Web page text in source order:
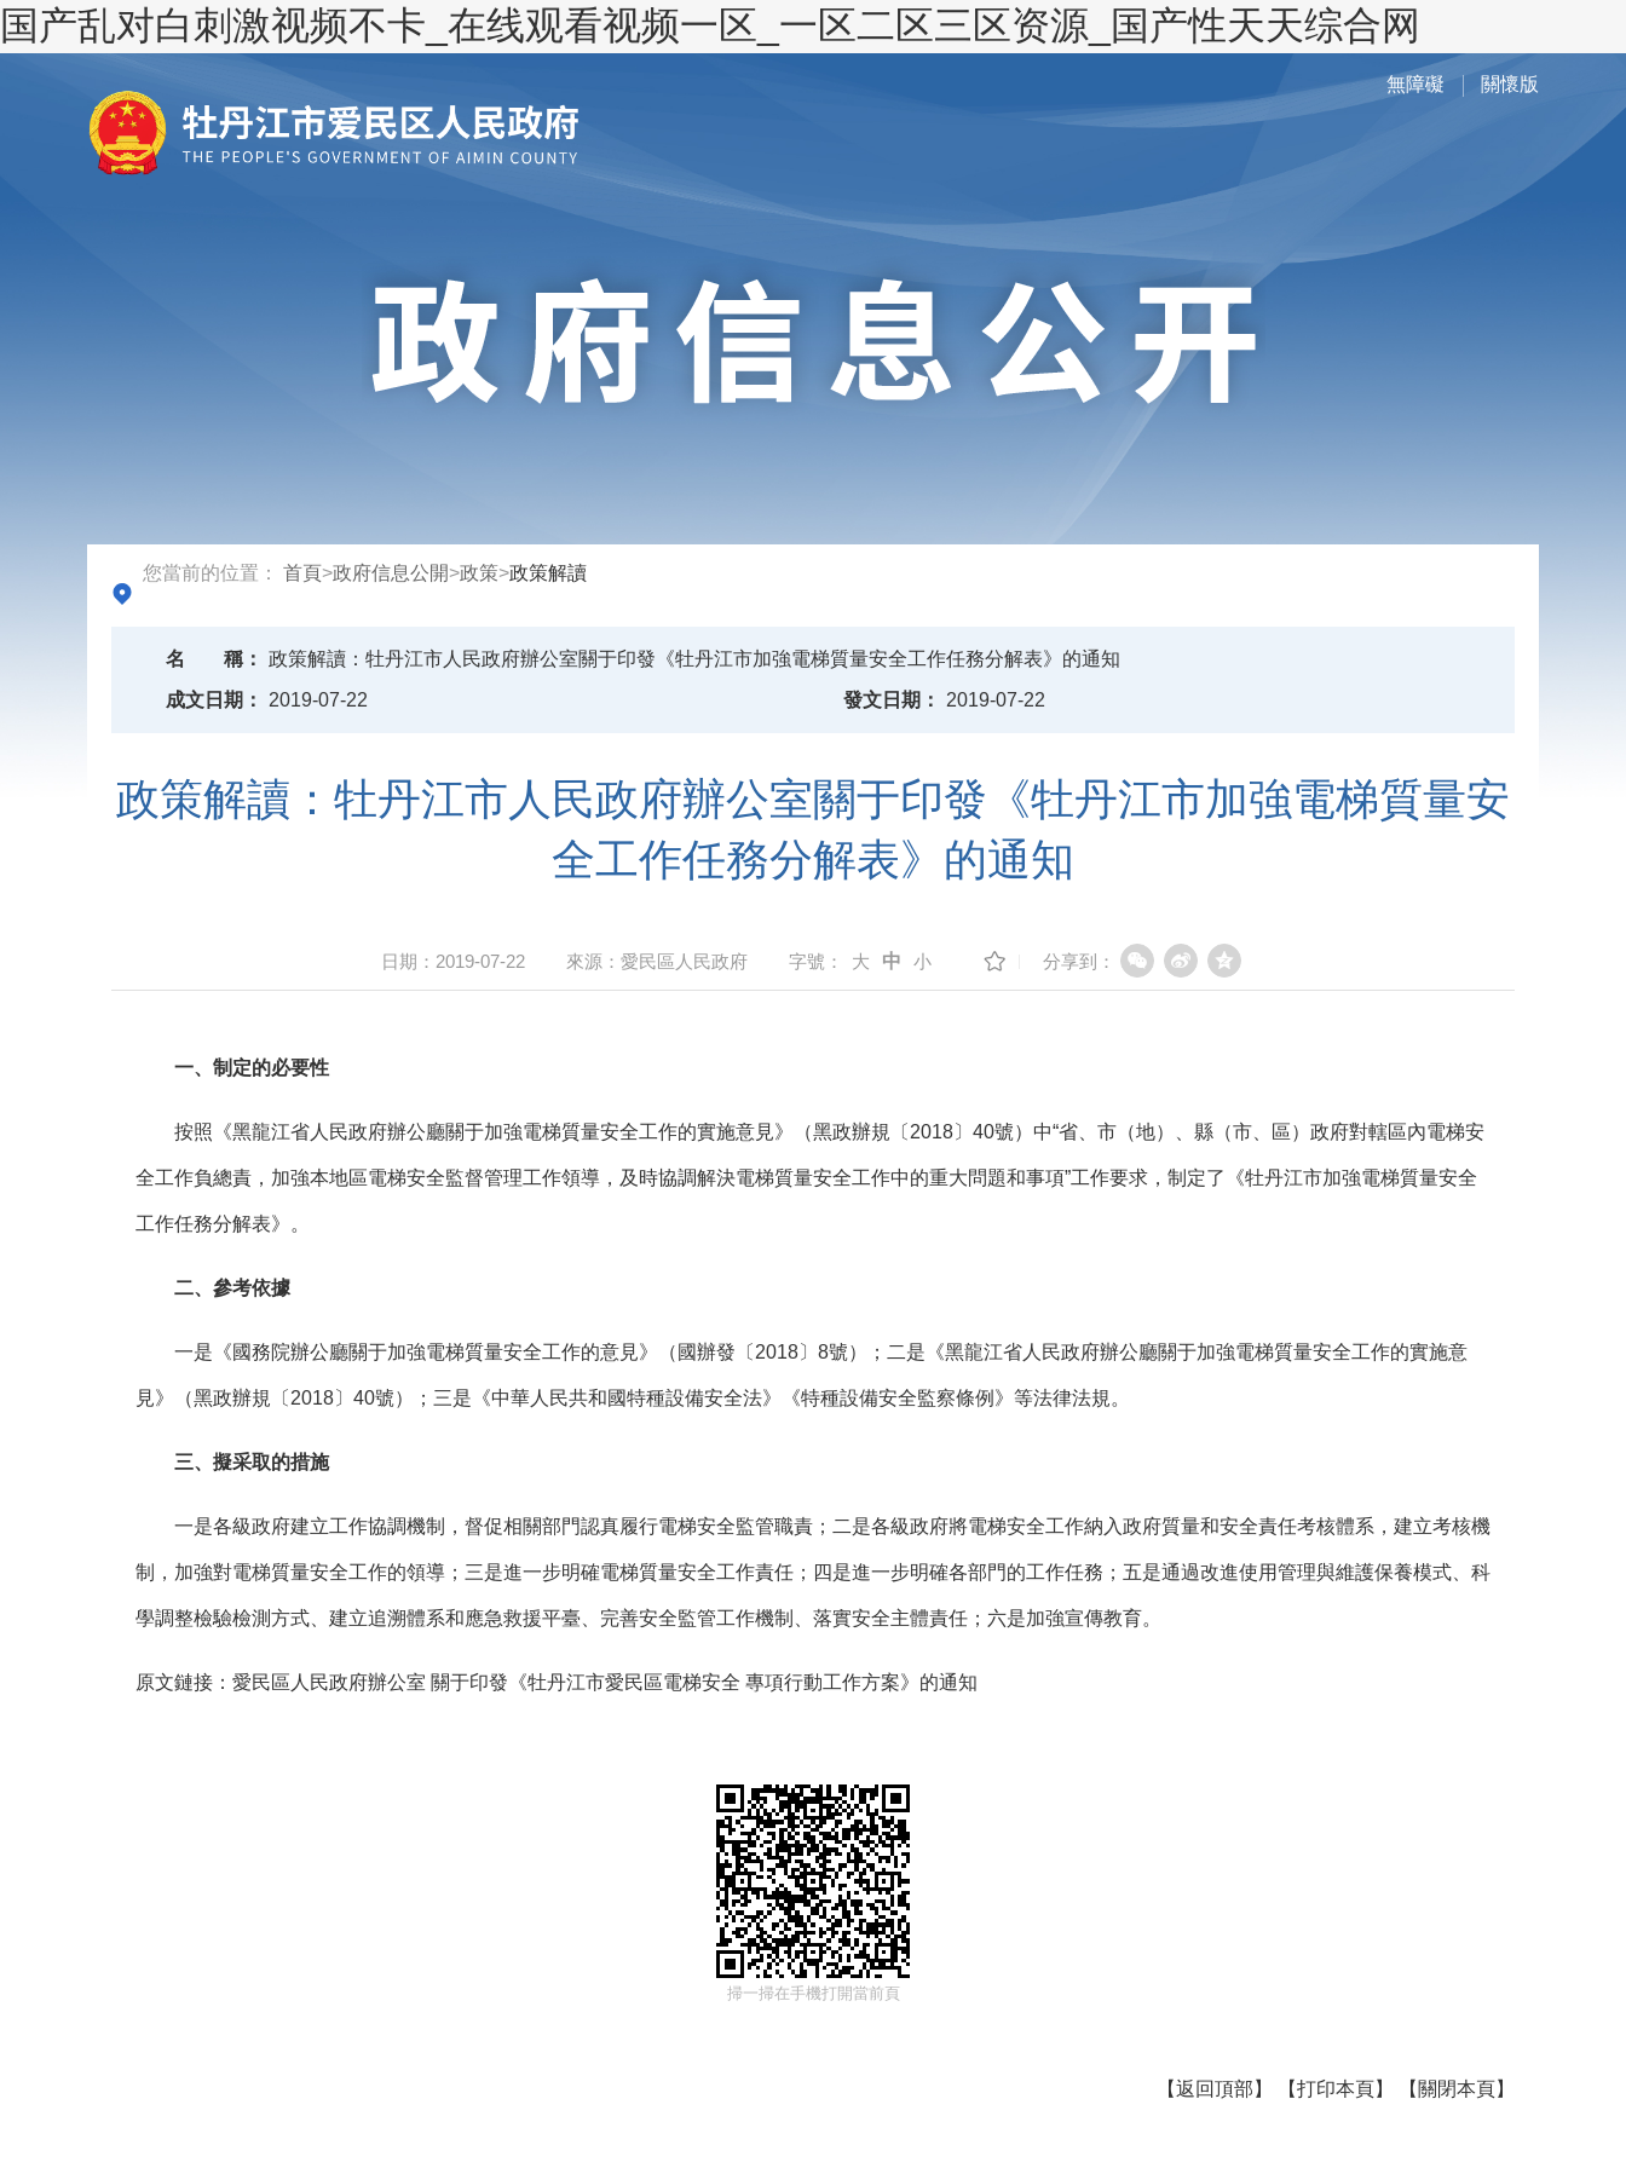
国产乱对白刺激视频不卡_在线观看视频一区_一区二区三区资源_国产性天天综合网
無障礙 關懷版
您當前的位置： 首頁>政府信息公開>政策>政策解讀
名 稱：
政策解讀：牡丹江市人民政府辦公室關于印發《牡丹江市加強電梯質量安全工作任務分解表》的通知
成文日期：
2019-07-22 發文日期： 2019-07-22
政策解讀：牡丹江市人民政府辦公室關于印發《牡丹江市加強電梯質量安
全工作任務分解表》的通知
日期： 2019-07-22 來源： 愛民區人民政府 字號： 大 中 小 分享到：
一、制定的必要性
按照《黑龍江省人民政府辦公廳關于加強電梯質量安全工作的實施意見》（黑政辦規〔2018〕40號）中“省、市（地）、縣（市、區）政府對轄區內電梯安
全工作負總責，加強本地區電梯安全監督管理工作領導，及時協調解決電梯質量安全工作中的重大問題和事項”工作要求，制定了《牡丹江市加強電梯質量安全
工作任務分解表》。
二、參考依據
一是《國務院辦公廳關于加強電梯質量安全工作的意見》（國辦發〔2018〕8號）；二是《黑龍江省人民政府辦公廳關于加強電梯質量安全工作的實施意
見》（黑政辦規〔2018〕40號）；三是《中華人民共和國特種設備安全法》《特種設備安全監察條例》等法律法規。
三、擬采取的措施
一是各級政府建立工作協調機制，督促相關部門認真履行電梯安全監管職責；二是各級政府將電梯安全工作納入政府質量和安全責任考核體系，建立考核機
制，加強對電梯質量安全工作的領導；三是進一步明確電梯質量安全工作責任；四是進一步明確各部門的工作任務；五是通過改進使用管理與維護保養模式、科
學調整檢驗檢測方式、建立追溯體系和應急救援平臺、完善安全監管工作機制、落實安全主體責任；六是加強宣傳教育。
原文鏈接：愛民區人民政府辦公室 關于印發《牡丹江市愛民區電梯安全 專項行動工作方案》的通知
掃一掃在手機打開當前頁
【返回頂部 】 【打印本頁】 【 關閉本頁】